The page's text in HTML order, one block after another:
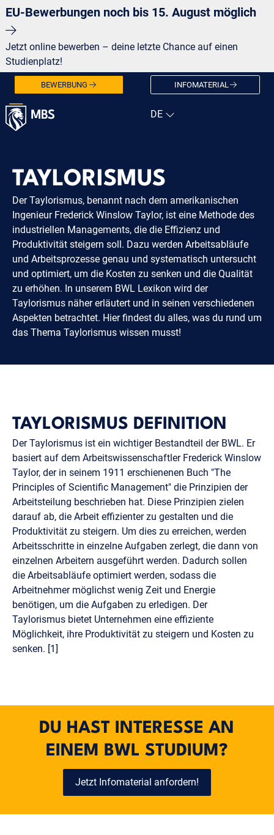
EU-Bewerbungen noch bis 15. August möglich
Jetzt online bewerben – deine letzte Chance auf einen
Studienplatz!
BEWERBUNG INFOMATERIAL
TAYLORISMUS
Der Taylorismus, benannt nach dem amerikanischen
Ingenieur Frederick Winslow Taylor, ist eine Methode des
industriellen Managements, die die Effizienz und
Produktivität steigern soll. Dazu werden Arbeitsabläufe
und Arbeitsprozesse genau und systematisch untersucht
und optimiert, um die Kosten zu senken und die Qualität
zu erhöhen. In unserem BWL Lexikon wird der
Taylorismus näher erläutert und in seinen verschiedenen
Aspekten betrachtet. Hier findest du alles, was du rund um
das Thema Taylorismus wissen musst!
TAYLORISMUS DEFINITION
Der Taylorismus ist ein wichtiger Bestandteil der BWL. Er
basiert auf dem Arbeitswissenschaftler Frederick Winslow
Taylor, der in seinem 1911 erschienenen Buch "The
Principles of Scientific Management" die Prinzipien der
Arbeitsteilung beschrieben hat. Diese Prinzipien zielen
darauf ab, die Arbeit effizienter zu gestalten und die
Produktivität zu steigern. Um dies zu erreichen, werden
Arbeitsschritte in einzelne Aufgaben zerlegt, die dann von
einzelnen Arbeitern ausgeführt werden. Dadurch sollen
die Arbeitsabläufe optimiert werden, sodass die
Arbeitnehmer möglichst wenig Zeit und Energie
benötigen, um die Aufgaben zu erledigen. Der
Taylorismus bietet Unternehmen eine effiziente
Möglichkeit, ihre Produktivität zu steigern und Kosten zu
senken. [1]
DU HAST INTERESSE AN
EINEM BWL STUDIUM?
Jetzt Infomaterial anfordern!